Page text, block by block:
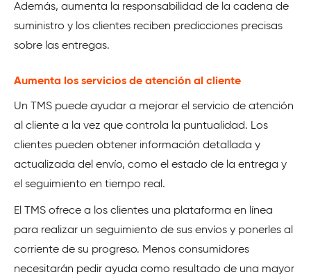
Además, aumenta la responsabilidad de la cadena de
suministro y los clientes reciben predicciones precisas
sobre las entregas.
Aumenta los servicios de atención al cliente
Un TMS puede ayudar a mejorar el servicio de atención
al cliente a la vez que controla la puntualidad. Los
clientes pueden obtener información detallada y
actualizada del envío, como el estado de la entrega y
el seguimiento en tiempo real.
El TMS ofrece a los clientes una plataforma en línea
para realizar un seguimiento de sus envíos y ponerles al
corriente de su progreso. Menos consumidores
necesitarán pedir ayuda como resultado de una mayor